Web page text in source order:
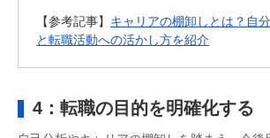
【参考記事】 キャリアの棚卸しとは？自
と転職活動への活かし方を紹介
4：転職の目的を明確化する